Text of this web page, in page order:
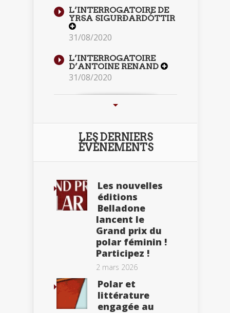
L’INTERROGATOIRE DE
YRSA SIGURÐARDÓTTIR
31/08/2020
L’INTERROGATOIRE
D’ANTOINE RENAND
31/08/2020
LES DERNIERS
ÉVÈNEMENTS
Les nouvelles
éditions
Belladone
lancent le
Grand prix du
polar féminin !
Participez !
2 mars 2026
Polar et
littérature
engagée au